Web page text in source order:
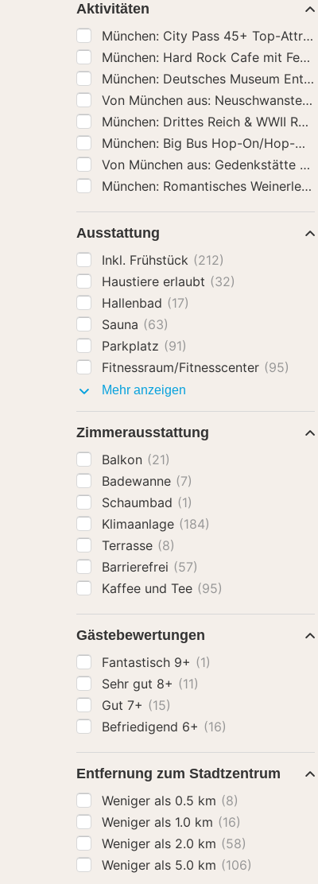
Aktivitäten
München: City Pass 45+ Top-
München: Hard Rock Cafe mit
München: Deutsches Museum Entry
Von München aus:
München: Drittes Reich & WWII
München: Big Bus Hop-On/Hop-
Von München aus: Gedenkstätte
München: Romantisches
Ausstattung
Inkl. Frühstück (212)
Haustiere erlaubt (32)
Hallenbad (17)
Sauna (63)
Parkplatz (91)
Fitnessraum/Fitnesscenter (95)
Mehr anzeigen
Zimmerausstattung
Balkon (21)
Badewanne (7)
Schaumbad (1)
Klimaanlage (184)
Terrasse (8)
Barrierefrei (57)
Kaffee und Tee (95)
Gästebewertungen
Fantastisch 9+ (1)
Sehr gut 8+ (11)
Gut 7+ (15)
Befriedigend 6+ (16)
Entfernung zum Stadtzentrum
Weniger als 0.5 km (8)
Weniger als 1.0 km (16)
Weniger als 2.0 km (58)
Weniger als 5.0 km (106)